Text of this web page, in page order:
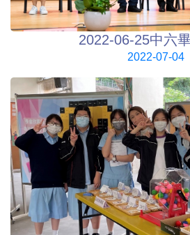
2022-06-25中六
2022-07-04